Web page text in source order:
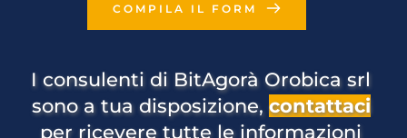
COMPILA IL FORM
I consulenti di BitAgorà Orobica srl
sono a tua disposizione, contattaci
per ricevere tutte le informazioni